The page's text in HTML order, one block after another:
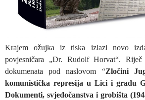
Krajem ožujka iz tiska izlazi novo
povjesničara „Dr. Rudolf Horvat“.
dokumenata pod naslovom “Zločini
komunistička represija u Lici i gradu
Dokumenti, svjedočanstva i grobišta